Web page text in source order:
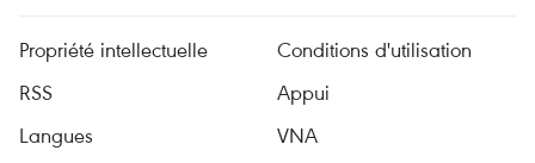
Propriété intellectuelle
Conditions d'utilisation
RSS
Appui
Langues
VNA